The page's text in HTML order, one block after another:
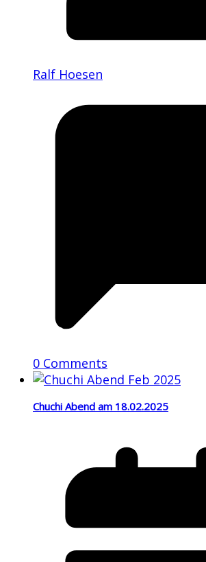
Ralf Hoesen
0 Comments
Chuchi Abend am 18.02.2025